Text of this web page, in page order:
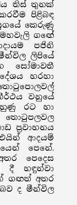
තිස් තුනක්
පිළිබඳ
කෙරුණු
ගඟේ
පජිනි
ලිපියේ
සෝමාවතී
හරහා
වනුයේ
රට හා
ප්‍රවාහනය
ආදයම්
පෙනේ.
පෙදෙස
දී හඳුන්වා
ගඟත් අතර
ද මීන්විල